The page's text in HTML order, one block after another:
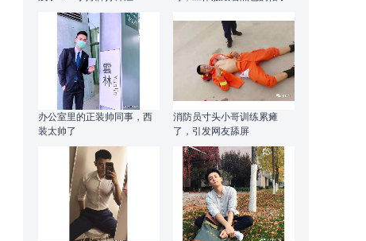
办公室里的正装帅同事，西
装太帅了
消防员寸头小哥训练累瘫
了，引发网友舔屏